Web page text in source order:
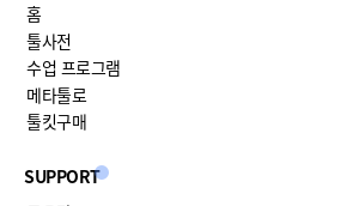
홈
툴사전
수업 프로그램
메타툴로
툴킷구매
SUPPORT